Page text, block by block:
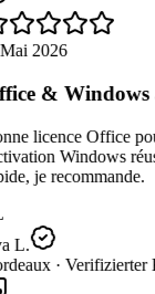
2026
& Windows
licence Office
Windows
je recommande.
L.
· Verifizierter